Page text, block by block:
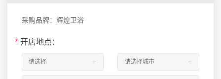
采购品牌：辉煌卫浴
* 开店地点：